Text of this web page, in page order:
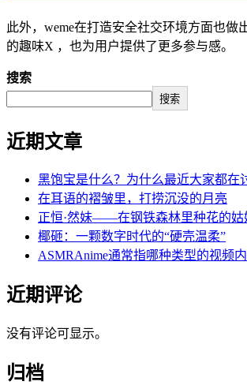
此外，weme在打造安全社交环境方面也
的趣味X ，也为用户提供了更多参与感。
搜索
搜索
近期文章
黑饱宝是什么？为什么最近大家都在
在耳语的褶皱里，打捞沉没的月亮
正恒·然妹——在钢铁森林里种花的姑
椰砸：一颗数字时代的“硬壳温柔”
ASMRAnime通常指哪种类型的视频内
近期评论
没有评论可显示。
归档